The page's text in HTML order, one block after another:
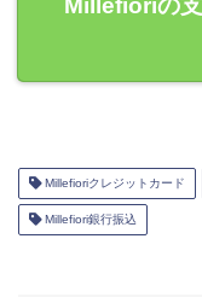
Millefioriの
Millefioriクレジットカード
Millefiori銀行振込